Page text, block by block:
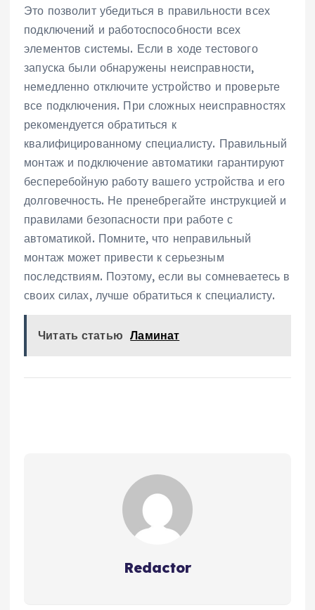
Это позволит убедиться в правильности всех
подключений и работоспособности всех
элементов системы. Если в ходе тестового
запуска были обнаружены неисправности‚
немедленно отключите устройство и проверьте
все подключения. При сложных неисправностях
рекомендуется обратиться к
квалифицированному специалисту. Правильный
монтаж и подключение автоматики гарантируют
бесперебойную работу вашего устройства и его
долговечность. Не пренебрегайте инструкцией и
правилами безопасности при работе с
автоматикой. Помните‚ что неправильный
монтаж может привести к серьезным
последствиям. Поэтому‚ если вы сомневаетесь в
своих силах‚ лучше обратиться к специалисту.
Читать статью Ламинат
Redactor